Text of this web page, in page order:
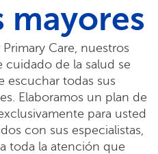
mayores
Care, nuestros
de la salud se
escuchar todas sus
Elaboramos un plan de
para usted
con sus especialistas,
toda la atención que